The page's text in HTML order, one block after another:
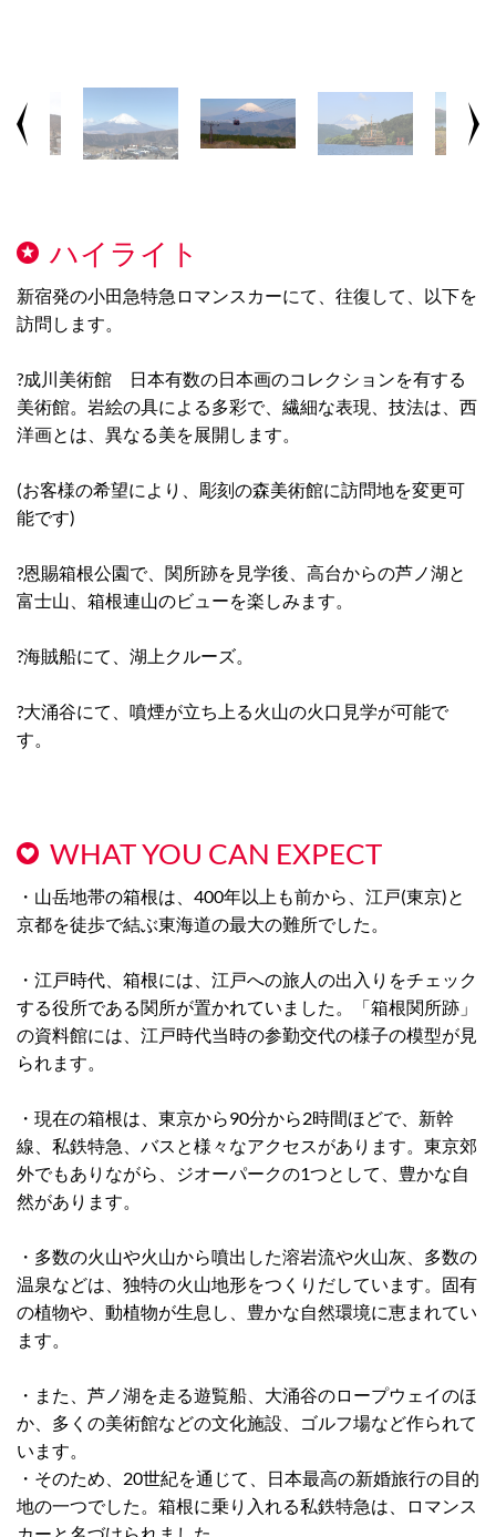
ハイライト
新宿発の小田急特急ロマンスカーにて、往復して、以下を
訪問します。
?成川美術館 日本有数の日本画のコレクションを有する
美術館。岩絵の具による多彩で、繊細な表現、技法は、西
洋画とは、異なる美を展開します。
(お客様の希望により、彫刻の森美術館に訪問地を変更可
能です)
?恩賜箱根公園で、関所跡を見学後、高台からの芦ノ湖と
富士山、箱根連山のビューを楽しみます。
?海賊船にて、湖上クルーズ。
?大涌谷にて、噴煙が立ち上る火山の火口見学が可能で
す。
WHAT YOU CAN EXPECT
・山岳地帯の箱根は、400年以上も前から、江戸(東京)と
京都を徒歩で結ぶ東海道の最大の難所でした。
・江戸時代、箱根には、江戸への旅人の出入りをチェック
する役所である関所が置かれていました。「箱根関所跡」
の資料館には、江戸時代当時の参勤交代の様子の模型が見
られます。
・現在の箱根は、東京から90分から2時間ほどで、新幹
線、私鉄特急、バスと様々なアクセスがあります。東京郊
外でもありながら、ジオーパークの1つとして、豊かな自
然があります。
・多数の火山や火山から噴出した溶岩流や火山灰、多数の
温泉などは、独特の火山地形をつくりだしています。固有
の植物や、動植物が生息し、豊かな自然環境に恵まれてい
ます。
・また、芦ノ湖を走る遊覧船、大涌谷のロープウェイのほ
か、多くの美術館などの文化施設、ゴルフ場など作られて
います。
・そのため、20世紀を通じて、日本最高の新婚旅行の目的
地の一つでした。箱根に乗り入れる私鉄特急は、ロマンス
カーと名づけられました。